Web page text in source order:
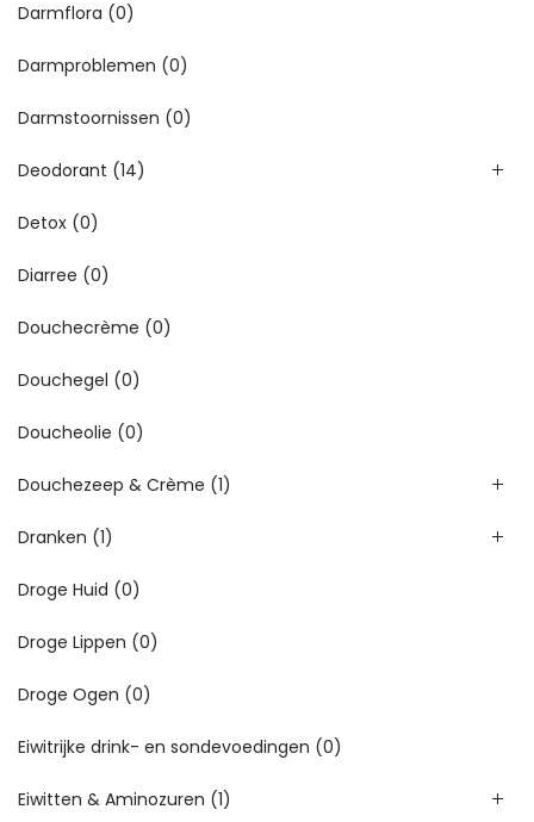
Darmflora (0)
Darmproblemen (0)
Darmstoornissen (0)
Deodorant (14)
Detox (0)
Diarree (0)
Douchecrème (0)
Douchegel (0)
Doucheolie (0)
Douchezeep & Crème (1)
Dranken (1)
Droge Huid (0)
Droge Lippen (0)
Droge Ogen (0)
Eiwitrijke drink- en sondevoedingen (0)
Eiwitten & Aminozuren (1)